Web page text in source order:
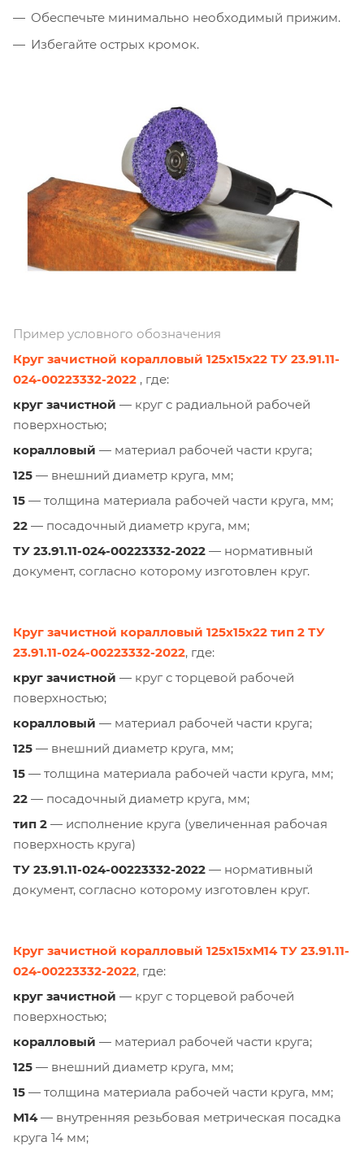
Обеспечьте минимально необходимый прижим.
Избегайте острых кромок.
Пример условного обозначения
Круг зачистной коралловый 125х15х22 ТУ 23.91.11-
024-00223332-2022 , где:
круг зачистной — круг с радиальной рабочей
поверхностью;
коралловый — материал рабочей части круга;
125 — внешний диаметр круга, мм;
15 — толщина материала рабочей части круга, мм;
22 — посадочный диаметр круга, мм;
ТУ 23.91.11-024-00223332-2022 — нормативный
документ, согласно которому изготовлен круг.
Круг зачистной коралловый 125х15х22 тип 2 ТУ
23.91.11-024-00223332-2022, где:
круг зачистной — круг с торцевой рабочей
поверхностью;
коралловый — материал рабочей части круга;
125 — внешний диаметр круга, мм;
15 — толщина материала рабочей части круга, мм;
22 — посадочный диаметр круга, мм;
тип 2 — исполнение круга (увеличенная рабочая
поверхность круга)
ТУ 23.91.11-024-00223332-2022 — нормативный
документ, согласно которому изготовлен круг.
Круг зачистной коралловый 125х15хМ14 ТУ 23.91.11-
024-00223332-2022, где:
круг зачистной — круг с торцевой рабочей
поверхностью;
коралловый — материал рабочей части круга;
125 — внешний диаметр круга, мм;
15 — толщина материала рабочей части круга, мм;
М14— внутренняя резьбовая метрическая посадка
круга 14 мм;